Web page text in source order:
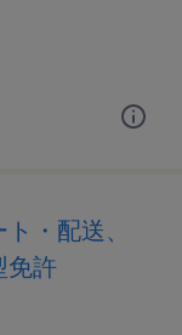
・配送、
免許